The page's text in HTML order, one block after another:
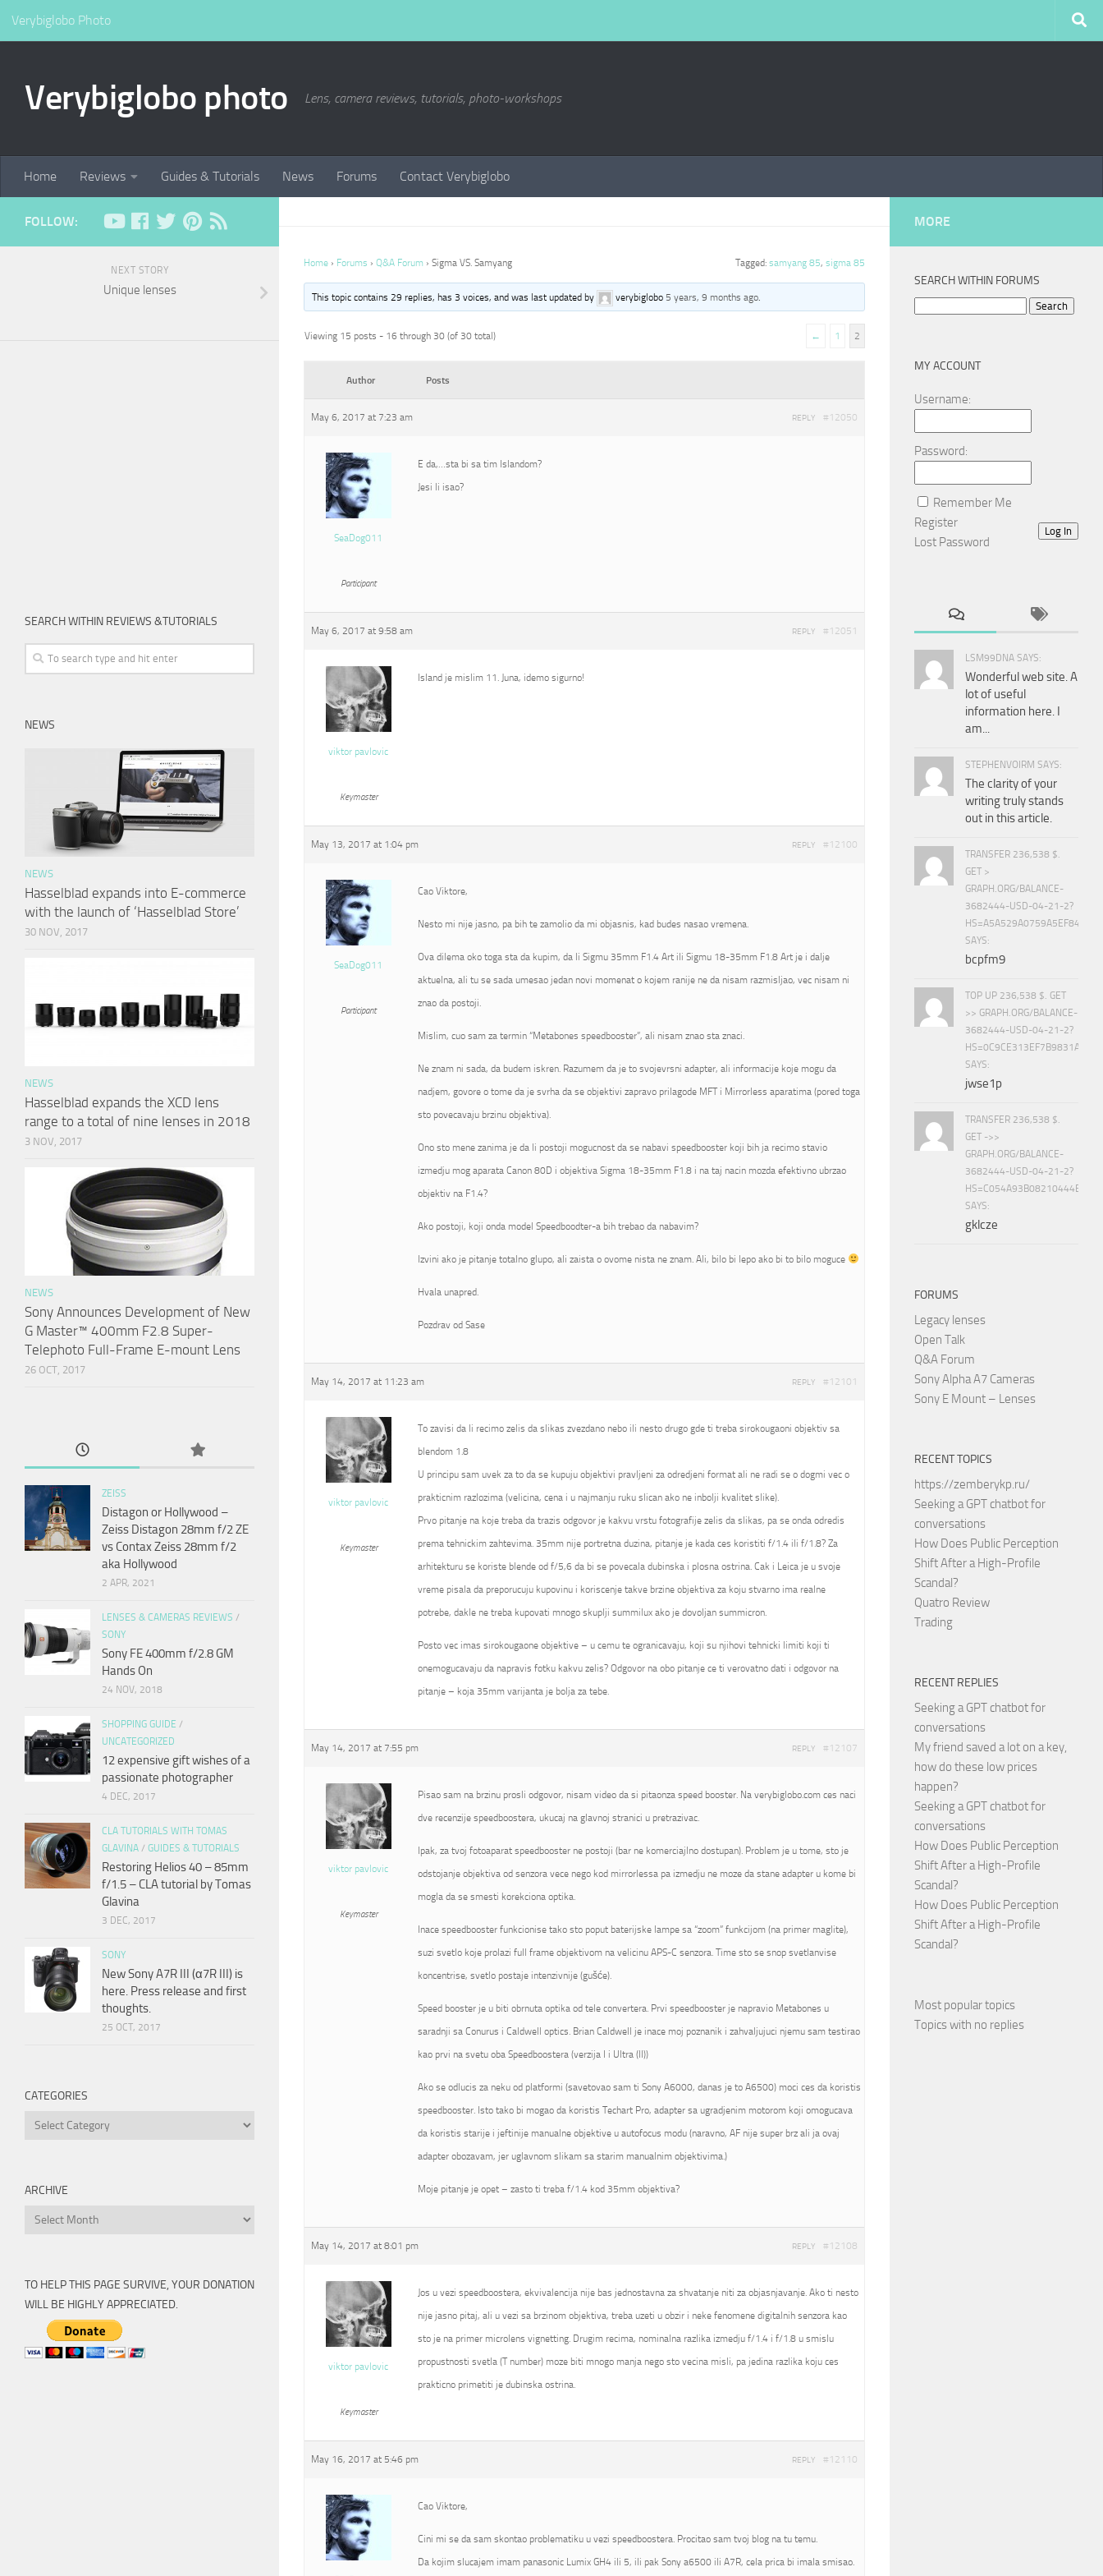
Verybiglobo Photo
Verybiglobo photo Lens, camera reviews, tutorials, photo-workshops
Home Reviews Guides & Tutorials News Forums Contact Verybiglobo
Home › Forums › Q&A Forum › Sigma VS. Samyang Tagged: samyang 85, sigma 85
This topic contains 29 replies, has 3 voices, and was last updated by verybiglobo 5 years, 9 months ago.
Viewing 15 posts - 16 through 30 (of 30 total) ← 1 2
Author Posts
May 6, 2017 at 7:23 am #12050
REPLY
SeaDog011
Participant
E da,…sta bi sa tim Islandom?
Jesi li isao?
May 6, 2017 at 9:58 am #12051
REPLY
viktor pavlovic
Keymaster
Island je mislim 11. Juna, idemo sigurno!
May 13, 2017 at 1:04 pm #12100
REPLY
SeaDog011
Participant
Cao Viktore,
Nesto mi nije jasno, pa bih te zamolio da mi objasnis, kad budes nasao vremena.
Ova dilema oko toga sta da kupim, da li Sigmu 35mm F1.4 Art ili Sigmu 18-35mm F1.8 Art je i dalje
aktuelna, ali tu se sada umesao jedan novi momenat o kojem ranije ne da nisam razmisljao, vec nisam ni
znao da postoji.
Mislim, cuo sam za termin “Metabones speedbooster”, ali nisam znao sta znaci.
Ne znam ni sada, da budem iskren. Razumem da je to svojevrsni adapter, ali informacije koje mogu da
nadjem, govore o tome da je svrha da se objektivi zapravo prilagode MFT i Mirrorless aparatima (pored toga
sto povecavaju brzinu objektiva).
Ono sto mene zanima je da li postoji mogucnost da se nabavi speedbooster koji bih ja recimo stavio
izmedju mog aparata Canon 80D i objektiva Sigma 18-35mm F1.8 i na taj nacin mozda efektivno ubrzao
objektiv na F1.4?
Ako postoji, koji onda model Speedboodter-a bih trebao da nabavim?
Izvini ako je pitanje totalno glupo, ali zaista o ovome nista ne znam. Ali, bilo bi lepo ako bi to bilo moguce
Hvala unapred.
Pozdrav od Sase
May 14, 2017 at 11:23 am #12101
REPLY
viktor pavlovic
Keymaster
To zavisi da li recimo zelis da slikas zvezdano nebo ili nesto drugo gde ti treba sirokougaoni objektiv sa
blendom 1.8
U principu sam uvek za to da se kupuju objektivi pravljeni za odredjeni format ali ne radi se o dogmi vec o
prakticnim razlozima (velicina, cena i u najmanju ruku slican ako ne inbolji kvalitet slike).
Prvo pitanje na koje treba da trazis odgovor je kakvu vrstu fotografije zelis da slikas, pa se onda odredis
prema tehnickim zahtevima. 35mm nije portretna duzina, pitanje je kada ces koristiti f/1.4 ili f/1.8? Za
arhitekturu se koriste blende od f/5,6 da bi se povecala dubinska i plosna ostrina. Cak i Leica je u svoje
vreme pisala da preporucuju kupovinu i koriscenje takve brzine objektiva za koju stvarno ima realne
potrebe, dakle ne treba kupovati mnogo skuplji summilux ako je dovoljan summicron.
Posto vec imas sirokougaone objektive – u cemu te ogranicavaju, koji su njihovi tehnicki limiti koji ti
onemogucavaju da napravis fotku kakvu zelis? Odgovor na obo pitanje ce ti verovatno dati i odgovor na
pitanje – koja 35mm varijanta je bolja za tebe.
May 14, 2017 at 7:55 pm #12107
REPLY
viktor pavlovic
Keymaster
Pisao sam na brzinu prosli odgovor, nisam video da si pitaonza speed booster. Na verybiglobo.com ces naci
dve recenzije speedboostera, ukucaj na glavnoj stranici u pretrazivac.
Ipak, za tvoj fotoaparat speedbooster ne postoji (bar ne komerciajlno dostupan). Problem je u tome, sto je
odstojanje objektiva od senzora vece nego kod mirrorlessa pa izmedju ne moze da stane adapter u kome bi
mogla da se smesti korekciona optika.
Inace speedbooster funkcionise tako sto poput baterijske lampe sa “zoom” funkcijom (na primer maglite),
suzi svetlo koje prolazi full frame objektivom na velicinu APS-C senzora. Time sto se snop svetlanvise
koncentrise, svetlo postaje intenzivnije (gušće).
Speed booster je u biti obrnuta optika od tele convertera. Prvi speedbooster je napravio Metabones u
saradnji sa Conurus i Caldwell optics. Brian Caldwell je inace moj poznanik i zahvaljujuci njemu sam testirao
kao prvi na svetu oba Speedboostera (verzija I i Ultra (II))
Ako se odlucis za neku od platformi (savetovao sam ti Sony A6000, danas je to A6500) moci ces da koristis
speedbooster. Isto tako bi mogao da koristis Techart Pro, adapter sa ugradjenim motorom koji omogucava
da koristis starije i jeftinije manualne objektive u autofocus modu (naravno, AF nije super brz ali ja ovaj
adapter obozavam, jer uglavnom slikam sa starim manualnim objektivima.)
Moje pitanje je opet – zasto ti treba f/1.4 kod 35mm objektiva?
May 14, 2017 at 8:01 pm #12108
REPLY
viktor pavlovic
Keymaster
Jos u vezi speedboostera, ekvivalencija nije bas jednostavna za shvatanje niti za objasnjavanje. Ako ti nesto
nije jasno pitaj, ali u vezi sa brzinom objektiva, treba uzeti u obzir i neke fenomene digitalnih senzora kao
sto je na primer microlens vignetting. Drugim recima, nominalna razlika izmedju f/1.4 i f/1.8 u smislu
propustnosti svetla (T number) moze biti mnogo manja nego sto vecina misli, pa jedina razlika koju ces
prakticno primetiti je dubinska ostrina.
May 16, 2017 at 5:46 pm #12110
REPLY
Cao Viktore,
Cini mi se da sam skontao problematiku u vezi speedboostera. Procitao sam tvoj blog na tu temu.
Da kojim slucajem imam panasonic Lumix GH4 ili 5, ili pak Sony a6500 ili A7R, cela prica bi imala smisao.
FOLLOW:
NEXT STORY
Unique lenses
SEARCH WITHIN REVIEWS &TUTORIALS
NEWS
NEWS
Hasselblad expands into E-commerce
with the launch of ‘Hasselblad Store’
30 NOV, 2017
NEWS
Hasselblad expands the XCD lens
range to a total of nine lenses in 2018
3 NOV, 2017
NEWS
Sony Announces Development of New
G Master™ 400mm F2.8 Super-
Telephoto Full-Frame E-mount Lens
26 OCT, 2017
ZEISS
Distagon or Hollywood –
Zeiss Distagon 28mm f/2 ZE
vs Contax Zeiss 28mm f/2
aka Hollywood
2 APR, 2021
LENSES & CAMERAS REVIEWS /
SONY
Sony FE 400mm f/2.8 GM
Hands On
24 NOV, 2018
SHOPPING GUIDE /
UNCATEGORIZED
12 expensive gift wishes of a
passionate photographer
4 DEC, 2017
CLA TUTORIALS WITH TOMAS
GLAVINA / GUIDES & TUTORIALS
Restoring Helios 40 – 85mm
f/1.5 – CLA tutorial by Tomas
Glavina
3 DEC, 2017
SONY
New Sony A7R III (α7R III) is
here. Press release and first
thoughts.
25 OCT, 2017
CATEGORIES
Categories
ARCHIVE
Archive
TO HELP THIS PAGE SURVIVE, YOUR DONATION
WILL BE HIGHLY APPRECIATED.
MORE
SEARCH WITHIN FORUMS
MY ACCOUNT
Username:
Password:
Remember Me
Log In
Register
Lost Password
LSM99DNA SAYS:
Wonderful web site. A
lot of useful
information here. I
am...
STEPHENVOIRM SAYS:
The clarity of your
writing truly stands
out in this article.
TRANSFER 236,538 $.
GET >
GRAPH.ORG/BALANCE-
3682444-USD-04-21-2?
SAYS:
bcpfm9
TOP UP 236,538 $. GET
>> GRAPH.ORG/BALANCE-
3682444-USD-04-21-2?
SAYS:
jwse1p
TRANSFER 236,538 $.
GET ->>
GRAPH.ORG/BALANCE-
3682444-USD-04-21-2?
SAYS:
gklcze
FORUMS
Legacy lenses
Open Talk
Q&A Forum
Sony Alpha A7 Cameras
Sony E Mount – Lenses
RECENT TOPICS
https://zemberykp.ru/
Seeking a GPT chatbot for
conversations
How Does Public Perception
Shift After a High-Profile
Scandal?
Quatro Review
Trading
RECENT REPLIES
Seeking a GPT chatbot for
conversations
My friend saved a lot on a key,
how do these low prices
happen?
Seeking a GPT chatbot for
conversations
How Does Public Perception
Shift After a High-Profile
Scandal?
How Does Public Perception
Shift After a High-Profile
Scandal?
Most popular topics
Topics with no replies